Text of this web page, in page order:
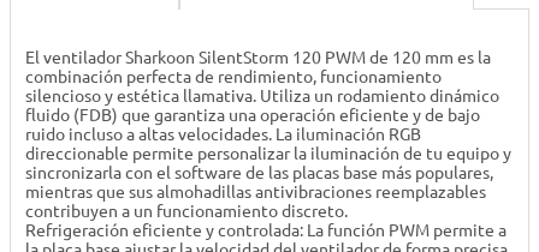
El ventilador Sharkoon SilentStorm 120 PWM de 120 mm es la
combinación perfecta de rendimiento, funcionamiento
silencioso y estética llamativa. Utiliza un rodamiento dinámico
fluido (FDB) que garantiza una operación eficiente y de bajo
ruido incluso a altas velocidades. La iluminación RGB
direccionable permite personalizar la iluminación de tu equipo y
sincronizarla con el software de las placas base más populares,
mientras que sus almohadillas antivibraciones reemplazables
contribuyen a un funcionamiento discreto.
Refrigeración eficiente y controlada: La función PWM permite a